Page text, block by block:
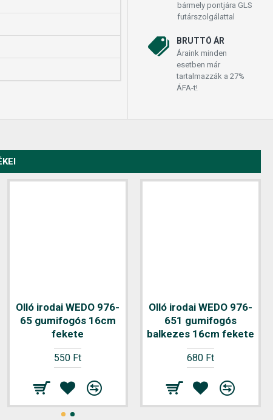
bármely pontjára GLS
futárszolgálattal
BRUTTÓ ÁR
Áraink minden
esetben már
tartalmazzák a 27%
ÁFA-t!
Olló irodai WEDO 976-
65 gumifogós 16cm
fekete
550 Ft
Olló irodai WEDO 976-
651 gumifogós
balkezes 16cm fekete
680 Ft